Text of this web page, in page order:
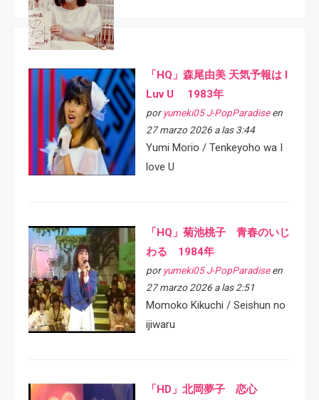
「HQ」森尾由美 天気予報は I
Luv U 1983年
por yumeki05 J-PopParadiseen
27 marzo 2026 a las 3:44
Yumi Morio / Tenkeyoho wa I
love U
「HQ」菊池桃子 青春のいじ
わる 1984年
por yumeki05 J-PopParadiseen
27 marzo 2026 a las 2:51
Momoko Kikuchi / Seishun no
ijiwaru
「HD」北岡夢子 恋心